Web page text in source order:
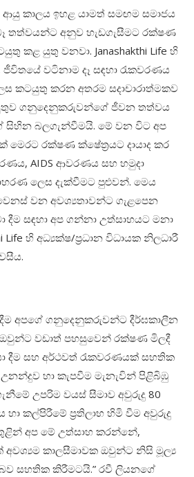
කාලය ඉහළ යාමත් සමඟම සමාජය
තත්වයන්ට අනුව හැඩගැසීමට රක්ෂණ
කළ යුතු වනවා. Janashakthi Life හි
වටිනාම දෑ සඳහා රැකවරණය
කටයුතු කරන අතරම සදාචාරාත්මකව
ගනුදෙනුකරුවන්ගේ ජීවන තත්වය
බලගැන්වීමයි. මේ වන විට අප
මෙරට රක්ෂණ ක්ෂේත්‍රයට දායාද කර
AIDS ආවරණය සහ හමුදා
ලෙස දැක්වීමට පුළුවන්. මෙය
වන අවශ්‍යතාවන්ට ගැළපෙන
දීම සඳහා අප ගන්නා උත්සාහයට මනා
Life හි අධ්‍යක්ෂ/ප්‍රධාන විධායක නිලධාරී
අපගේ ගනුදෙනුකරුවන්ට දීර්ඝකාලීන
වඩාත් පහසුවෙන් රක්ෂණ මිලදී
දීම සහ අර්ථවත් රැකවරණයක් සහතික
හා කැපවීම මැනැවින් පිළිබිඹු
උපරිම වයස් සීමාව අවුරුදු 80
කල්පිරීමේ ප්‍රතිලාභ හිමි වීම අවුරුදු
අප මේ උත්සාහ කරන්නේ,
අවශ්‍යම කාලසීමාවක ඔවුන්ට නිසි මූල්‍ය
සහතික කිරීමටයි.” රවී ලියනගේ